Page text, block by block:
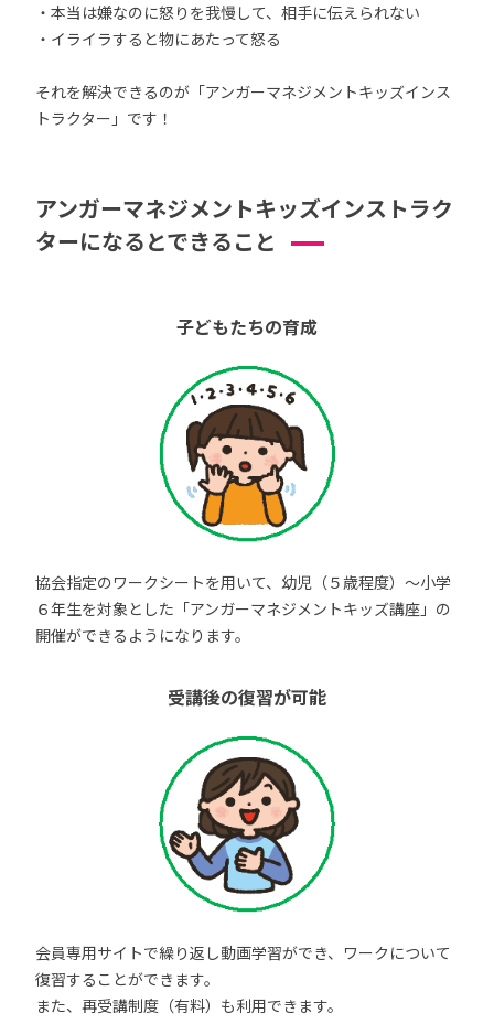
・本当は嫌なのに怒りを我慢して、相手に伝えられない
・イライラすると物にあたって怒る
それを解決できるのが「アンガーマネジメントキッズインス
トラクター」です！
アンガーマネジメントキッズインストラク
ターになるとできること
子どもたちの育成
協会指定のワークシートを用いて、幼児（５歳程度）～小学
６年生を対象とした「アンガーマネジメントキッズ講座」の
開催ができるようになります。
受講後の復習が可能
会員専用サイトで繰り返し動画学習ができ、ワークについて
復習することができます。
また、再受講制度（有料）も利用できます。